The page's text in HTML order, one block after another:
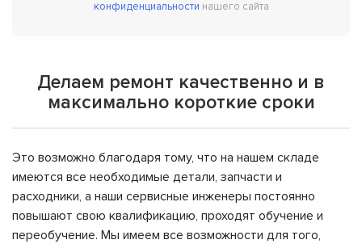
конфиденциальности нашего сайта
Делаем ремонт качественно и в
максимально короткие сроки
Это возможно благодаря тому, что на нашем складе
имеются все необходимые детали, запчасти и
расходники, а наши сервисные инженеры постоянно
повышают свою квалификацию, проходят обучение и
переобучение. Мы имеем все возможности для того,